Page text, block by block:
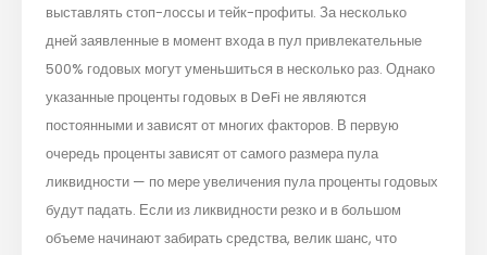
выставлять стоп-лоссы и тейк-профиты. За несколько
дней заявленные в момент входа в пул привлекательные
500% годовых могут уменьшиться в несколько раз. Однако
указанные проценты годовых в DeFi не являются
постоянными и зависят от многих факторов. В первую
очередь проценты зависят от самого размера пула
ликвидности — по мере увеличения пула проценты годовых
будут падать. Если из ликвидности резко и в большом
объеме начинают забирать средства, велик шанс, что